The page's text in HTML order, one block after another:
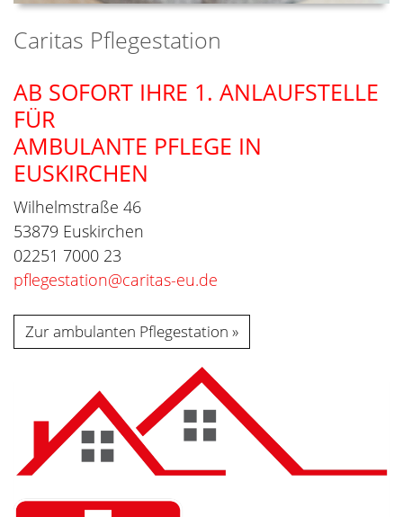
Caritas Pflegestation
AB SOFORT IHRE 1. ANLAUFSTELLE
FÜR
AMBULANTE PFLEGE IN
EUSKIRCHEN
Wilhelmstraße 46
53879 Euskirchen
02251 7000 23
pflegestation@caritas-eu.de
Zur ambulanten Pflegestation